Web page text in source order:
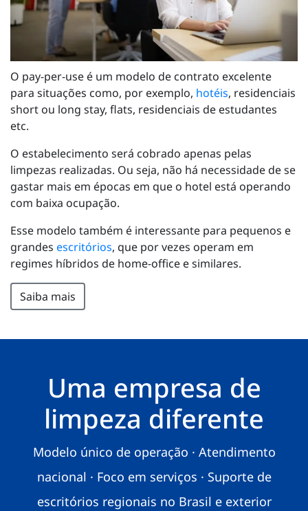
O pay-per-use é um modelo de contrato excelente
para situações como, por exemplo, hotéis, residenciais
short ou long stay, flats, residenciais de estudantes
etc.
O estabelecimento será cobrado apenas pelas
limpezas realizadas. Ou seja, não há necessidade de se
gastar mais em épocas em que o hotel está operando
com baixa ocupação.
Esse modelo também é interessante para pequenos e
grandes escritórios, que por vezes operam em
regimes híbridos de home-office e similares.
Saiba mais
Uma empresa de
limpeza diferente
Modelo único de operação · Atendimento
nacional · Foco em serviços · Suporte de
escritórios regionais no Brasil e exterior